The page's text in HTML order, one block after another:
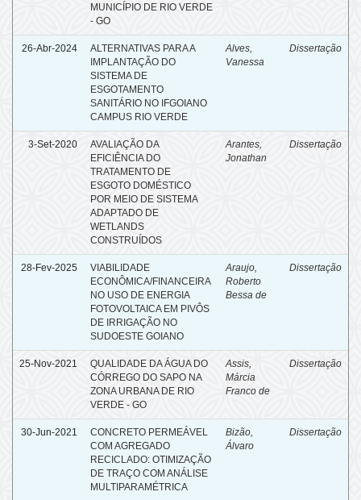
MUNICÍPIO DE RIO VERDE
- GO
26-Abr-2024
ALTERNATIVAS PARA A
IMPLANTAÇÃO DO
SISTEMA DE
ESGOTAMENTO
SANITÁRIO NO IFGOIANO
CAMPUS RIO VERDE
Alves,
Vanessa
Dissertação
3-Set-2020
AVALIAÇÃO DA
EFICIÊNCIA DO
TRATAMENTO DE
ESGOTO DOMÉSTICO
POR MEIO DE SISTEMA
ADAPTADO DE
WETLANDS
CONSTRUÍDOS
Arantes,
Jonathan
Dissertação
28-Fev-2025
VIABILIDADE
ECONÔMICA/FINANCEIRA
NO USO DE ENERGIA
FOTOVOLTAICA EM PIVÔS
DE IRRIGAÇÃO NO
SUDOESTE GOIANO
Araujo,
Roberto
Bessa de
Dissertação
25-Nov-2021
QUALIDADE DA ÁGUA DO
CÓRREGO DO SAPO NA
ZONA URBANA DE RIO
VERDE - GO
Assis,
Márcia
Franco de
Dissertação
30-Jun-2021
CONCRETO PERMEÁVEL
COM AGREGADO
RECICLADO: OTIMIZAÇÃO
DE TRAÇO COM ANÁLISE
MULTIPARAMÉTRICA
Bizão,
Álvaro
Dissertação